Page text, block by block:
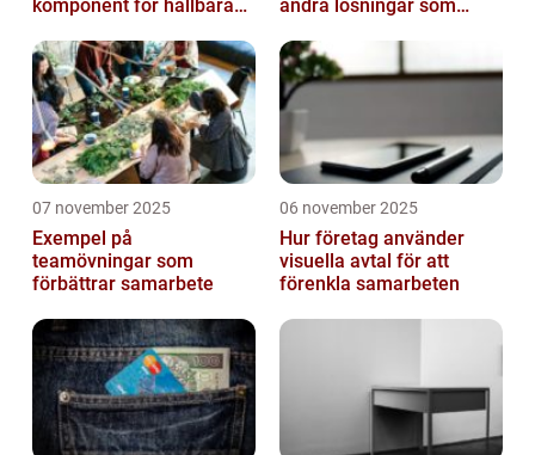
komponent för hållbara
andra lösningar som
07 november 2025
Exempel på
teamövningar som
förbättrar samarbete
06 november 2025
Hur företag använder
visuella avtal för att
förenkla samarbeten